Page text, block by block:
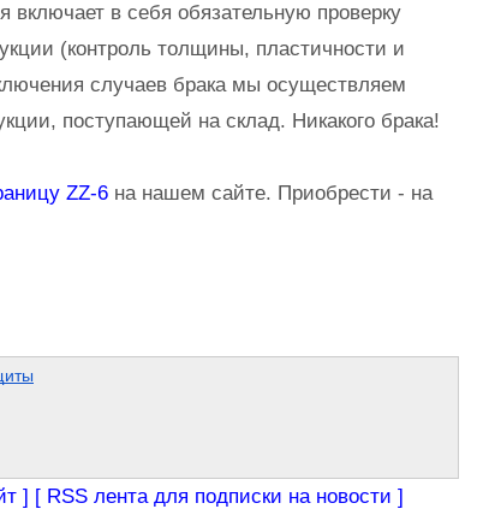
включает в себя обязательную проверку
(контроль толщины, пластичности и
случаев брака мы осуществляем
поступающей на склад. Никакого брака!
ZZ-6 на нашем сайте. Приобрести - на
] [ RSS лента для подписки на новости ]